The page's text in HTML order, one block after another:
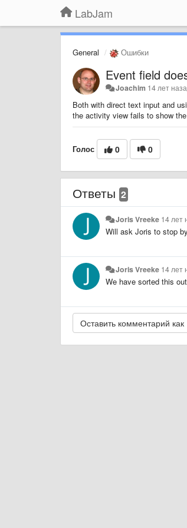
LabJam
General Ошибки
Event field
Joachim 14 лет
Both with direct text input and
the activity view fails to show
Голос 0 0
Ответы 2
Joris Vreeke 14 лет
Will ask Joris to stop
Joris Vreeke 14 лет
We have sorted this